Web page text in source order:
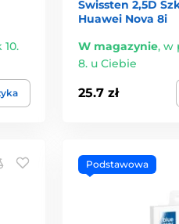
Swissten 2,5D
Huawei Nova 8i
W magazynie,w
8. u Ciebie
25.7 zł
Podstawowa